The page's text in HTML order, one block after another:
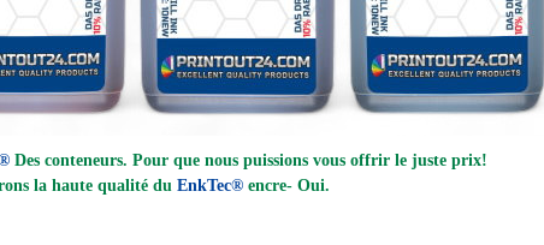
Des conteneurs. Pour que nous puissions vous offrir le juste prix!
la haute qualité du EnkTec®encre- Oui.